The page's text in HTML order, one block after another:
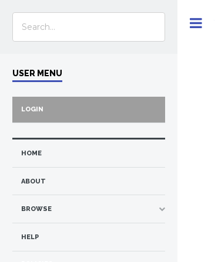
USER MENU
LOGIN
HOME
ABOUT
BROWSE
HELP